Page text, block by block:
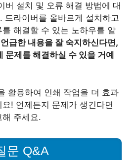
버 설치 및 오류 해결 방법에 대
드라이버를 올바르게 설치하고
해결할 수 있는 노하우를 알
급한 내용을 잘 숙지하신다면,
문제를 해결하실 수 있을 거예
활용하여 인쇄 작업을 더 효과
! 언제든지 문제가 생긴다면
주세요.
문 Q&A